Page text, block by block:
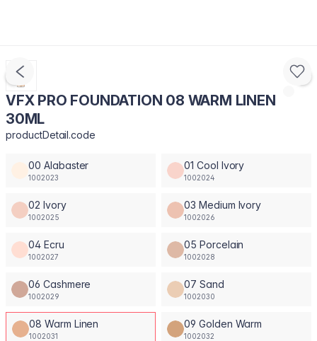
VFX PRO FOUNDATION 08 WARM LINEN
30ML
productDetail.code
00 Alabaster
1002023
01 Cool Ivory
1002024
02 Ivory
1002025
03 Medium Ivory
1002026
04 Ecru
1002027
05 Porcelain
1002028
06 Cashmere
1002029
07 Sand
1002030
08 Warm Linen
1002031
09 Golden Warm
1002032